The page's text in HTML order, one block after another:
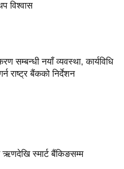
विश्वास
सम्बन्धी नयाँ व्यवस्था, कार्यविधि
राष्ट्र बैंकको निर्देशन
ऋणदेखि स्मार्ट बैंकिङसम्म